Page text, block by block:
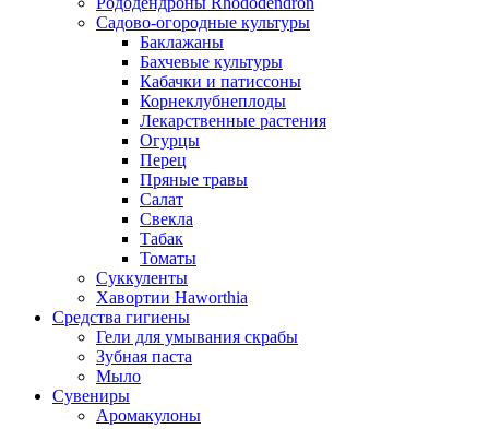
Садово-огородные культуры
Баклажаны
Бахчевые культуры
Кабачки и патиссоны
Корнеклубнеплоды
Лекарственные растения
Огурцы
Перец
Пряные травы
Салат
Свекла
Табак
Томаты
Суккуленты
Хавортии Haworthia
Средства гигиены
Гели для умывания скрабы
Зубная паста
Мыло
Сувениры
Аромакулоны